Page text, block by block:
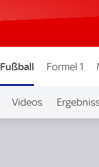
Fußball Formel 1
Videos